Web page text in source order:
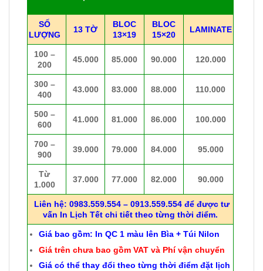
SỐ
LƯỢNG
13 TỜ
BLOC
13×19
BLOC
15×20
LAMINATE
100 –
200
45.000 85.000 90.000 120.000
300 –
400
43.000 83.000 88.000 110.000
500 –
600
41.000 81.000 86.000 100.000
700 –
900
39.000 79.000 84.000 95.000
Từ
1.000
37.000 77.000 82.000 90.000
Liên hệ: 0983.559.554 – 0913.559.554 để được tư
vấn In Lịch Tết chi tiết theo từng thời điểm.
Giá bao gồm: In QC 1 màu lên Bìa + Túi Nilon
Giá trên chưa bao gồm VAT và Phí vận chuyển
Giá có thể thay đổi theo từng thời điểm đặt lịch